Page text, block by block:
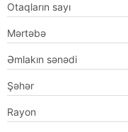
Otaqların sayı
Mərtəbə
Əmlakın sənədi
Şəhər
Rayon